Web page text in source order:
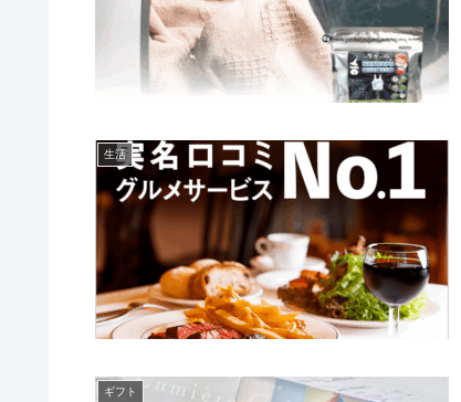
生活
ギフト